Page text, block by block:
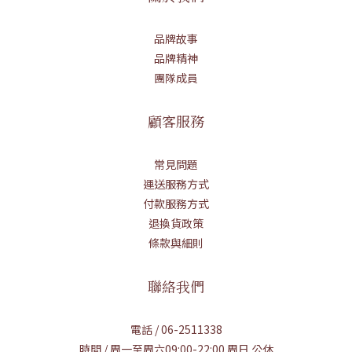
品牌故事
品牌精神
團隊成員
顧客服務
常見問題
運送服務方式
付款服務方式
退換貨政策
條款與細則
聯絡我們
電話 / 06-2511338